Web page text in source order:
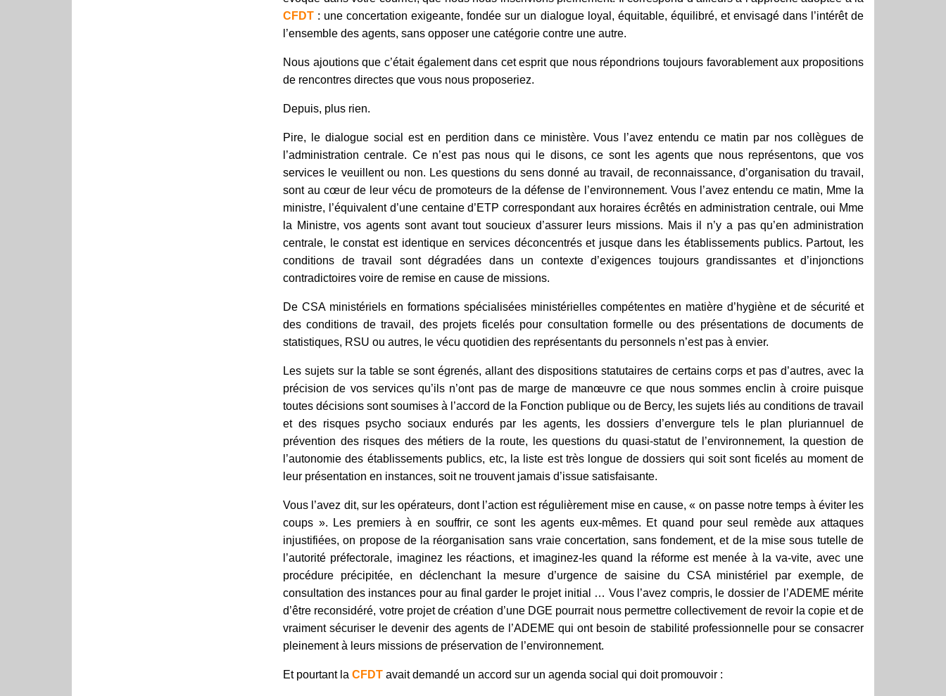
CFDT : une concertation exigeante, fondée sur un dialogue loyal, équitable, équilibré, et envisagé dans l’intérêt de
l’ensemble des agents, sans opposer une catégorie contre une autre.
Nous ajoutions que c’était également dans cet esprit que nous répondrions toujours favorablement aux propositions
de rencontres directes que vous nous proposeriez.
Depuis, plus rien.
Pire, le dialogue social est en perdition dans ce ministère. Vous l’avez entendu ce matin par nos collègues de
l’administration centrale. Ce n’est pas nous qui le disons, ce sont les agents que nous représentons, que vos
services le veuillent ou non. Les questions du sens donné au travail, de reconnaissance, d’organisation du travail,
sont au cœur de leur vécu de promoteurs de la défense de l’environnement. Vous l’avez entendu ce matin, Mme la
ministre, l’équivalent d’une centaine d’ETP correspondant aux horaires écrêtés en administration centrale, oui Mme
la Ministre, vos agents sont avant tout soucieux d’assurer leurs missions. Mais il n’y a pas qu’en administration
centrale, le constat est identique en services déconcentrés et jusque dans les établissements publics. Partout, les
conditions de travail sont dégradées dans un contexte d’exigences toujours grandissantes et d’injonctions
contradictoires voire de remise en cause de missions.
De CSA ministériels en formations spécialisées ministérielles compétentes en matière d’hygiène et de sécurité et
des conditions de travail, des projets ficelés pour consultation formelle ou des présentations de documents de
statistiques, RSU ou autres, le vécu quotidien des représentants du personnels n’est pas à envier.
Les sujets sur la table se sont égrenés, allant des dispositions statutaires de certains corps et pas d’autres, avec la
précision de vos services qu’ils n’ont pas de marge de manœuvre ce que nous sommes enclin à croire puisque
toutes décisions sont soumises à l’accord de la Fonction publique ou de Bercy, les sujets liés au conditions de travail
et des risques psycho sociaux endurés par les agents, les dossiers d’envergure tels le plan pluriannuel de
prévention des risques des métiers de la route, les questions du quasi-statut de l’environnement, la question de
l’autonomie des établissements publics, etc, la liste est très longue de dossiers qui soit sont ficelés au moment de
leur présentation en instances, soit ne trouvent jamais d’issue satisfaisante.
Vous l’avez dit, sur les opérateurs, dont l’action est régulièrement mise en cause, « on passe notre temps à éviter les
coups ». Les premiers à en souffrir, ce sont les agents eux-mêmes. Et quand pour seul remède aux attaques
injustifiées, on propose de la réorganisation sans vraie concertation, sans fondement, et de la mise sous tutelle de
l’autorité préfectorale, imaginez les réactions, et imaginez-les quand la réforme est menée à la va-vite, avec une
procédure précipitée, en déclenchant la mesure d’urgence de saisine du CSA ministériel par exemple, de
consultation des instances pour au final garder le projet initial … Vous l’avez compris, le dossier de l’ADEME mérite
d’être reconsidéré, votre projet de création d’une DGE pourrait nous permettre collectivement de revoir la copie et de
vraiment sécuriser le devenir des agents de l’ADEME qui ont besoin de stabilité professionnelle pour se consacrer
pleinement à leurs missions de préservation de l’environnement.
Et pourtant la CFDT avait demandé un accord sur un agenda social qui doit promouvoir :